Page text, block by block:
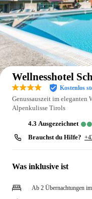
Wellnesshotel
Kostenlos
Genussauszeit im
Alpenkulisse Tirols
4.3 ausgezeichnet
Brauchst du Hilfe?
Was inklusive ist
Ab 2 Übernachtungen